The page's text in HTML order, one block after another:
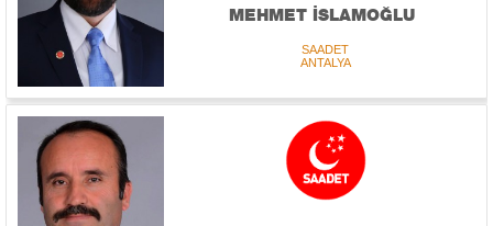
MEHMET İSLAMOĞLU
SAADET
ANTALYA